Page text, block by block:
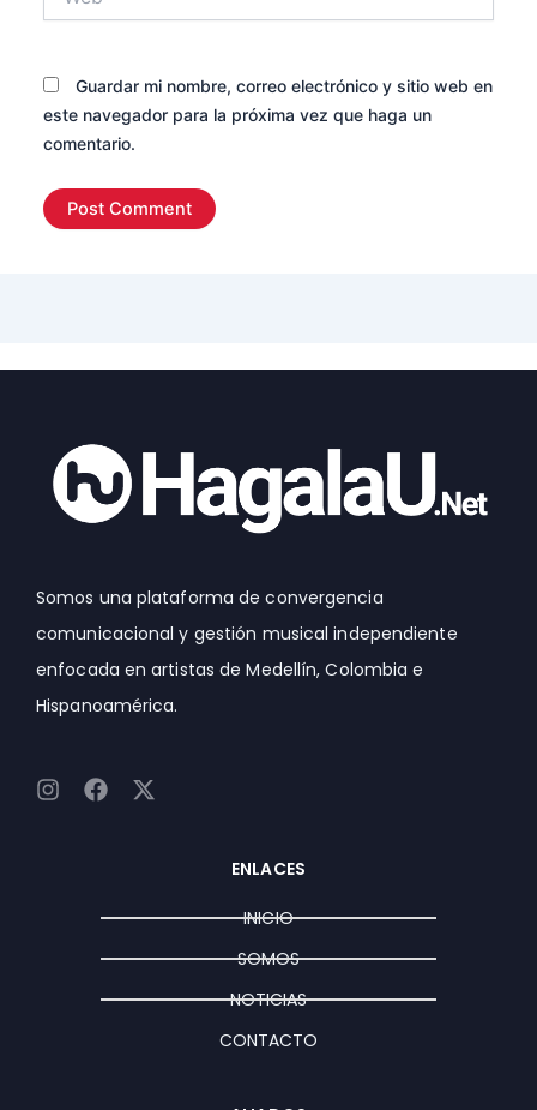
Guardar mi nombre, correo electrónico y sitio web en
este navegador para la próxima vez que haga un
comentario.
Somos una plataforma de convergencia
comunicacional y gestión musical independiente
enfocada en artistas de Medellín, Colombia e
Hispanoamérica.
I
F
k
X
e
ENLACES
INICIO
SOMOS
NOTICIAS
CONTACTO